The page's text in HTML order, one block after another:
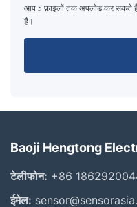
आप 5 फ़ाइलों तक अपलोड कर सकते
है।
Baoji Hengtong
टेलीफोन: +86
ईमेल: